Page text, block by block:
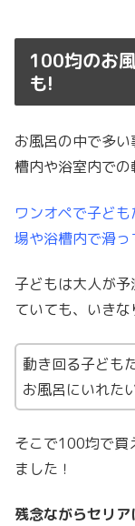
100均のお
も!
お風呂の中で多
槽内や浴室内での
ワンオペで子ど
場や浴槽内で滑
子どもは大人が
ていても、いきな
動き回る子ども
お風呂にいれた
そこで100均で買
ました！
残念ながらセリ